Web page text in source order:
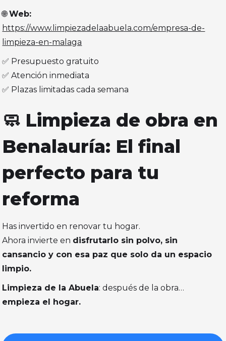
🌐Web:
https://www.limpiezadelaabuela.com/empresa-de-
limpieza-en-malaga
✅ Presupuesto gratuito
✅ Atención inmediata
✅ Plazas limitadas cada semana
🧼 Limpieza de obra en
Benalauría: El final
perfecto para tu
reforma
Has invertido en renovar tu hogar.
Ahora invierte en disfrutarlo sin polvo, sin
cansancio y con esa paz que solo da un espacio
limpio.
Limpieza de la Abuela: después de la obra…
empieza el hogar.